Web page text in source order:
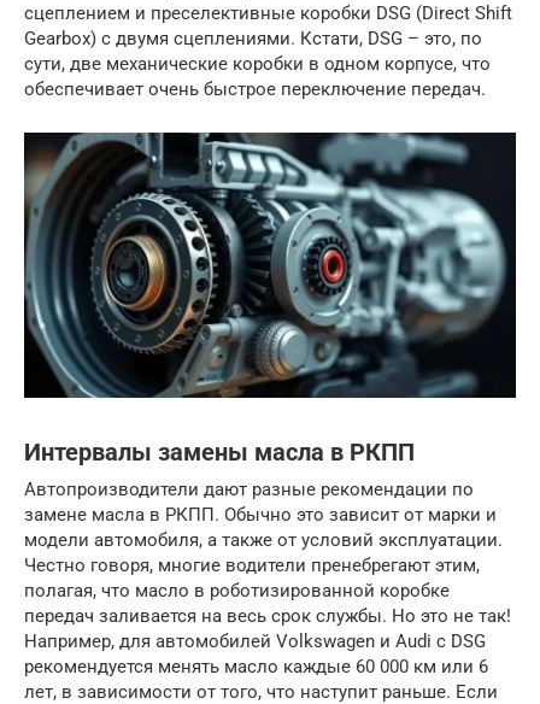
сцеплением и преселективные коробки DSG (Direct Shift
Gearbox) с двумя сцеплениями. Кстати, DSG – это, по
сути, две механические коробки в одном корпусе, что
обеспечивает очень быстрое переключение передач.
Интервалы замены масла в РКПП
Автопроизводители дают разные рекомендации по
замене масла в РКПП. Обычно это зависит от марки и
модели автомобиля, а также от условий эксплуатации.
Честно говоря, многие водители пренебрегают этим,
полагая, что масло в роботизированной коробке
передач заливается на весь срок службы. Но это не так!
Например, для автомобилей Volkswagen и Audi с DSG
рекомендуется менять масло каждые 60 000 км или 6
лет, в зависимости от того, что наступит раньше. Если